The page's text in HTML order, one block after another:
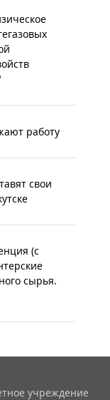
работу
свои
(с
сырья.
учреждение